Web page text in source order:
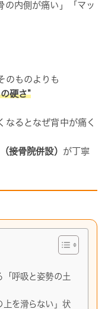
の内側が痛い」「マッ
のものよりも
硬さ”
なるとなぜ背中が痛く
接骨院併設） が丁寧
「呼吸と姿勢の土
上を滑らない」状